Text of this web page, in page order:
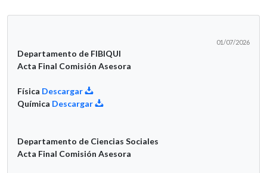
01/07/2026
Departamento de FIBIQUI
Acta Final Comisión Asesora
Física Descargar
Química Descargar
Departamento de Ciencias Sociales
Acta Final Comisión Asesora